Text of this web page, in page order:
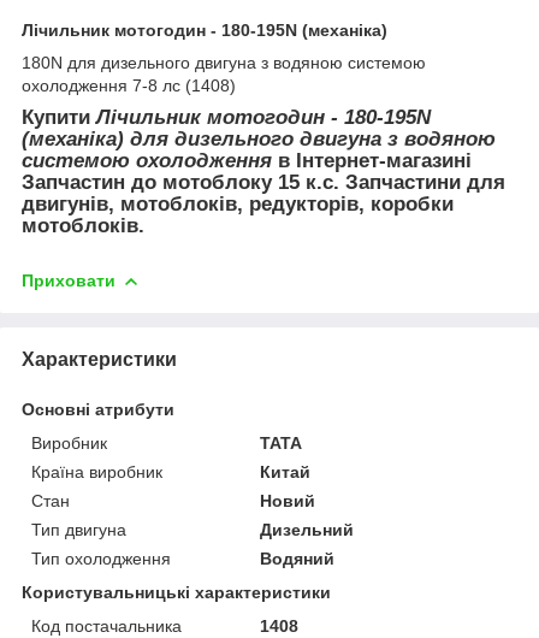
Лічильник мотогодин - 180-195N (механіка)
180N для дизельного двигуна з водяною системою
охолодження 7-8 лс (1408)
КупитиЛічильник мотогодин - 180-195N
(механіка) для дизельного двигуна з водяною
системою охолодження в Інтернет-магазині
Запчастин до мотоблоку 15 к.с. Запчастини для
двигунів, мотоблоків, редукторів, коробки
мотоблоків.
Приховати
Характеристики
Основні атрибути
Виробник
TATA
Країна виробник
Китай
Стан
Новий
Тип двигуна
Дизельний
Тип охолодження
Водяний
Користувальницькі характеристики
Код постачальника
1408